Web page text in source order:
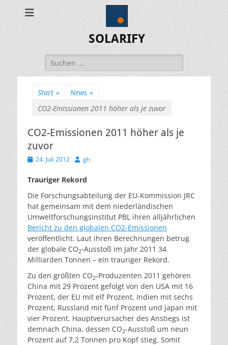
SOLARIFY
Suchen
nach:
Start » News »
CO2-Emissionen 2011 höher als je zuvor
CO2-Emissionen 2011 höher als je
zuvor
Veröffentlicht
24. Juli 2012 Autor
gh
Trauriger Rekord
Die Forschungsabteilung der EU-Kommission JRC
hat gemeinsam mit dem niederländischen
Umweltforschungsinstitut PBL ihren alljährlichen
Bericht zu den globalen CO2-Emissionen
veröffentlicht. Laut ihren Berechnungen betrug
der globale CO2-Ausstoß im Jahr 2011 34
Milliarden Tonnen – ein trauriger Rekord.
Zu den größten CO2-Produzenten 2011 gehören
China mit 29 Prozent gefolgt von den USA mit 16
Prozent, der EU mit elf Prozent, Indien mit sechs
Prozent, Russland mit fünf Prozent und Japan mit
vier Prozent. Hauptverursacher des Anstiegs ist
demnach China, dessen CO2-Ausstoß um neun
Prozent auf 7,2 Tonnen pro Kopf stieg. Somit